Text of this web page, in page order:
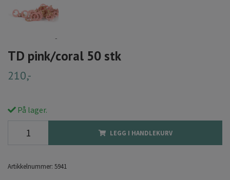
TD pink/coral 50 stk
210,-
På lager.
LEGG I HANDLEKURV
Artikkelnummer: 5941